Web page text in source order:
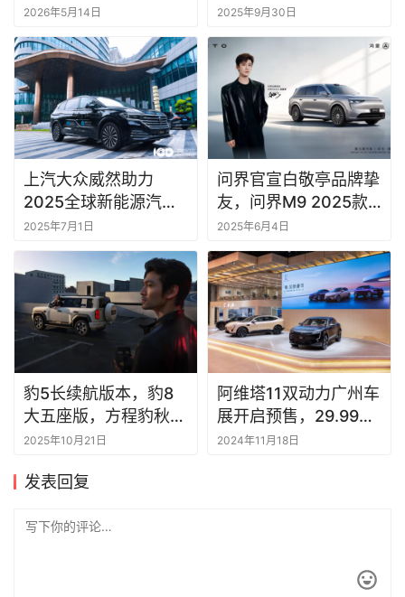
充版上市
2026年5月14日
相上海，保时捷“在中
国，为中国”
2025年9月30日
上汽大众威然助力
2025全球新能源汽车
合作发展论坛
2025年7月1日
问界官宣白敬亭品牌挚
友，问界M9 2025款
大五座零重力版开启交
付
2025年6月4日
豹5长续航版本，豹8
大五座版，方程豹秋季
新品正式上市
2025年10月21日
阿维塔11双动力广州车
展开启预售，29.99万
元起
2024年11月18日
发表回复